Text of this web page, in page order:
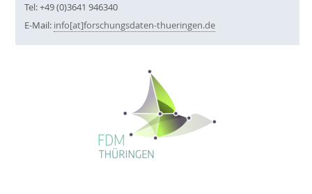
Tel: +49 (0)3641 946340
E-Mail: info[at]forschungsdaten-thueringen.de